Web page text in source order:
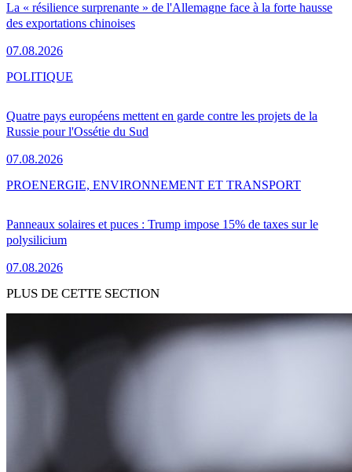
La « résilience surprenante » de l'Allemagne face à la forte hausse
des exportations chinoises
07.08.2026
Quatre pays européens mettent en garde contre les projets de la
Russie pour l'Ossétie du Sud
07.08.2026
POLITIQUE
Panneaux solaires et puces : Trump impose 15% de taxes sur le
polysilicium
07.08.2026
PROENERGIE, ENVIRONNEMENT ET TRANSPORT
PLUS DE CETTE SECTION